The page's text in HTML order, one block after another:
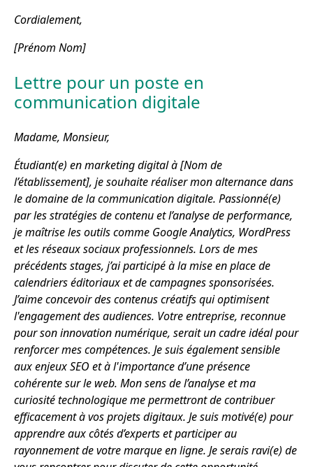
Cordialement,
[Prénom Nom]
Lettre pour un poste en
communication digitale
Madame, Monsieur,
Étudiant(e) en marketing digital à [Nom de
l’établissement], je souhaite réaliser mon alternance dans
le domaine de la communication digitale. Passionné(e)
par les stratégies de contenu et l’analyse de performance,
je maîtrise les outils comme Google Analytics, WordPress
et les réseaux sociaux professionnels. Lors de mes
précédents stages, j’ai participé à la mise en place de
calendriers éditoriaux et de campagnes sponsorisées.
J’aime concevoir des contenus créatifs qui optimisent
l'engagement des audiences. Votre entreprise, reconnue
pour son innovation numérique, serait un cadre idéal pour
renforcer mes compétences. Je suis également sensible
aux enjeux SEO et à l'importance d’une présence
cohérente sur le web. Mon sens de l’analyse et ma
curiosité technologique me permettront de contribuer
efficacement à vos projets digitaux. Je suis motivé(e) pour
apprendre aux côtés d’experts et participer au
rayonnement de votre marque en ligne. Je serais ravi(e) de